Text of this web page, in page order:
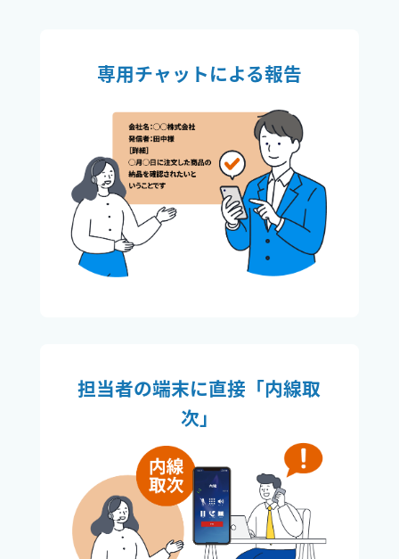
専用チャットによる報告
担当者の端末に直接「内線取
次」